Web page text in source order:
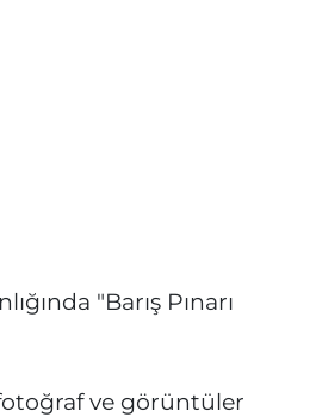
"Barış Pınarı
ve görüntüler